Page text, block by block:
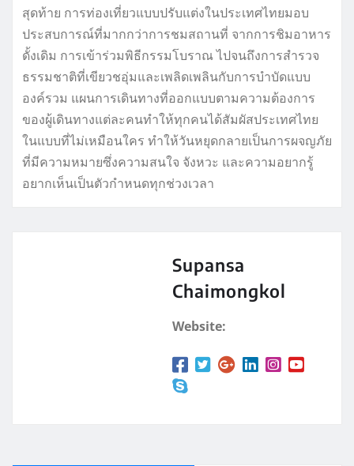
สุดท้าย การท่องเที่ยวแบบปรับแต่งในประเทศไทยมอบ
ประสบการณ์ที่มากกว่าการชมสถานที่ จากการชิมอาหาร
ดั้งเดิม การเข้าร่วมพิธีกรรมโบราณ ไปจนถึงการสำรวจ
ธรรมชาติที่เขียวชอุ่มและเพลิดเพลินกับการบำบัดแบบ
องค์รวม แผนการเดินทางที่ออกแบบตามความต้องการ
ของผู้เดินทางแต่ละคนทำให้ทุกคนได้สัมผัสประเทศไทย
ในแบบที่ไม่เหมือนใคร ทำให้วันหยุดกลายเป็นการผจญภัย
ที่มีความหมายซึ่งความสนใจ จังหวะ และความอยากรู้
อยากเห็นเป็นตัวกำหนดทุกช่วงเวลา
Supansa
Chaimongkol
Website: